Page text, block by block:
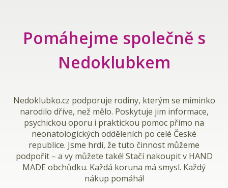
Pomáhejme společně s
Nedoklubkem
Nedoklubko.cz podporuje rodiny, kterým se miminko
narodilo dříve, než mělo. Poskytuje jim informace,
psychickou oporu i praktickou pomoc přímo na
neonatologických odděleních po celé České
republice. Jsme hrdí, že tuto činnost můžeme
podpořit – a vy můžete také! Stačí nakoupit v HAND
MADE obchůdku. Každá koruna má smysl. Každý
nákup pomáhá!